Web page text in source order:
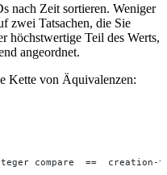
nach Zeit sortieren. Weniger
zwei Tatsachen, die Sie
höchstwertige Teil des Werts,
angeordnet.
Kette von Äquivalenzen:
compare  ==  creation-